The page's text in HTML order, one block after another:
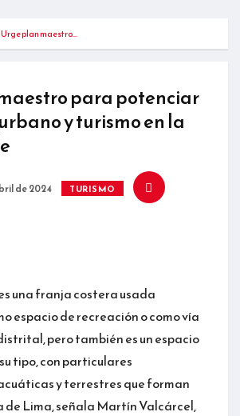
Urge plan maestro…
para potenciar
y turismo en la
de 2024 TURISMO
una franja costera usada
espacio de recreación o como vía
pero también es un espacio
tipo, con particulares
y terrestres que forman
de Lima, señala Martín Valcárcel,